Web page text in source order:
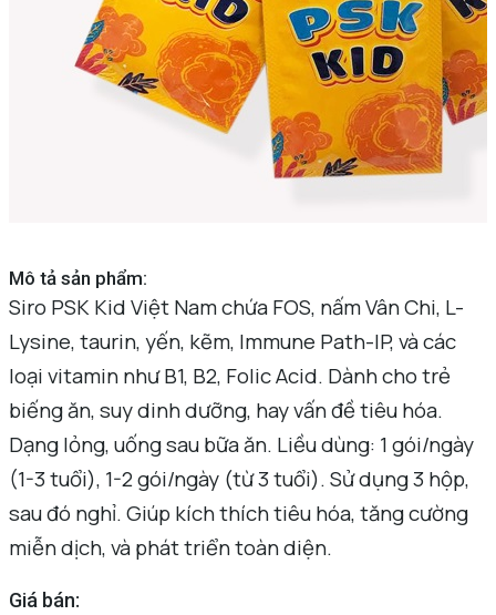
Mô tả sản phẩm:
Siro PSK Kid Việt Nam chứa FOS, nấm Vân Chi, L-
Lysine, taurin, yến, kẽm, Immune Path-IP, và các
loại vitamin như B1, B2, Folic Acid. Dành cho trẻ
biếng ăn, suy dinh dưỡng, hay vấn đề tiêu hóa.
Dạng lỏng, uống sau bữa ăn. Liều dùng: 1 gói/ngày
(1-3 tuổi), 1-2 gói/ngày (từ 3 tuổi). Sử dụng 3 hộp,
sau đó nghỉ. Giúp kích thích tiêu hóa, tăng cường
miễn dịch, và phát triển toàn diện.
Giá bán: